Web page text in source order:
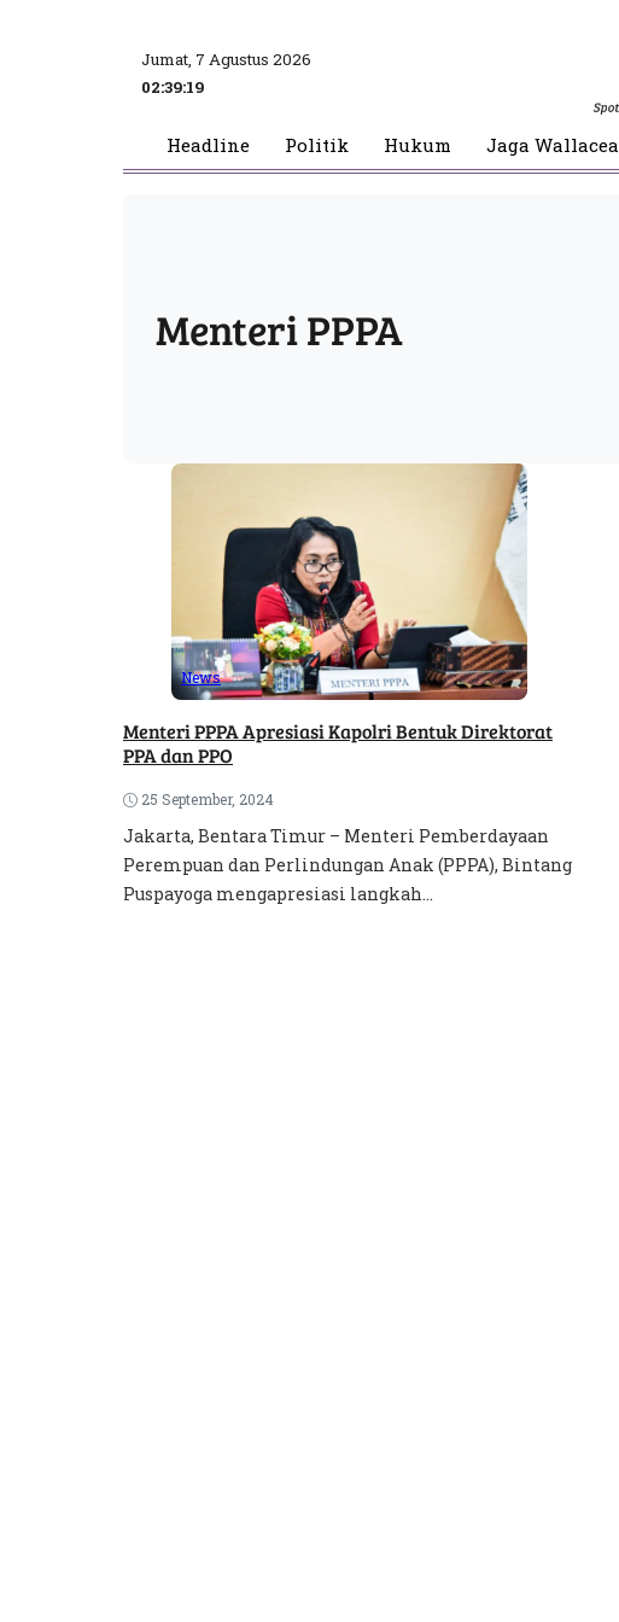
Jumat, 7 Agustus 2026
02:39:20
Headline Politik Hukum Jaga Wallacea
Menteri PPPA
News
Menteri PPPA Apresiasi Kapolri Bentuk Direktorat
PPA dan PPO
25 September, 2024
Jakarta, Bentara Timur – Menteri Pemberdayaan
Perempuan dan Perlindungan Anak (PPPA), Bintang
Puspayoga mengapresiasi langkah...